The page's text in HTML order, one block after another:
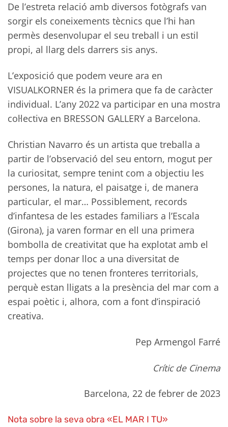
De l’estreta relació amb diversos fotògrafs van
sorgir els coneixements tècnics que l’hi han
permès desenvolupar el seu treball i un estil
propi, al llarg dels darrers sis anys.
L’exposició que podem veure ara en
VISUALKORNER és la primera que fa de caràcter
individual. L’any 2022 va participar en una mostra
col·lectiva en BRESSON GALLERY a Barcelona.
Christian Navarro és un artista que treballa a
partir de l’observació del seu entorn, mogut per
la curiositat, sempre tenint com a objectiu les
persones, la natura, el paisatge i, de manera
particular, el mar… Possiblement, records
d’infantesa de les estades familiars a l’Escala
(Girona), ja varen formar en ell una primera
bombolla de creativitat que ha explotat amb el
temps per donar lloc a una diversitat de
projectes que no tenen fronteres territorials,
perquè estan lligats a la presència del mar com a
espai poètic i, alhora, com a font d’inspiració
creativa.
Pep Armengol Farré
Crític de Cinema
Barcelona, 22 de febrer de 2023
Nota sobre la seva obra «EL MAR I TU»